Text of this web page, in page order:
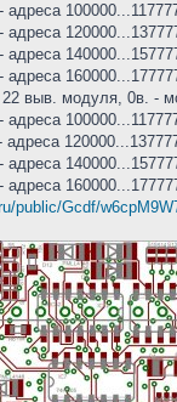
адреса
адреса
адреса
адреса
выв. модуля, 0в. -
адреса
адреса
адреса
адреса
public/Gcdf/